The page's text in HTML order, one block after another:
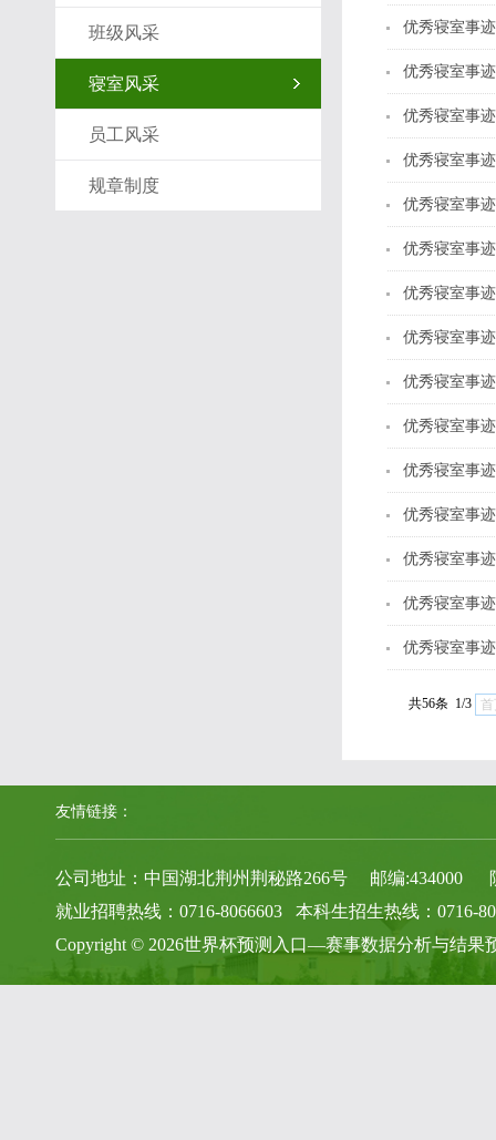
班级风采
寝室风采
员工风采
规章制度
优秀寝室事
优秀寝室事
优秀寝室事
优秀寝室事
优秀寝室事
优秀寝室事
优秀寝室事
优秀寝室事
优秀寝室事
优秀寝室事
优秀寝室事
优秀寝室事
优秀寝室事
优秀寝室事
优秀寝室事
共56条 1/3
友情链接：
公司地址：中国湖北荆州荆秘路266号 邮编:434000
就业招聘热线：0716-8066603 本科生招生热线：0716-
Copyright © 2026世界杯预测入口—赛事数据分析与结果